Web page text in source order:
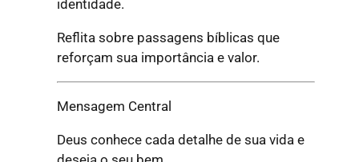
identidade.
Reflita sobre passagens bíblicas que
reforçam sua importância e valor.
Mensagem Central
Deus conhece cada detalhe de sua vida e